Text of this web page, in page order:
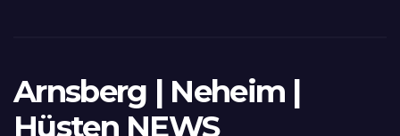
Arnsberg | Neheim |
Hüsten NEWS